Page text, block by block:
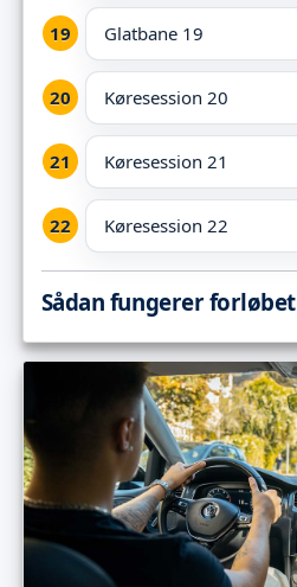
Glatbane 19
Køresession 20
Køresession 21
Køresession 22
Sådan fungerer forløbet